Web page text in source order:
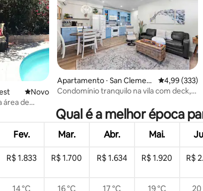
Novo lugar para ficar
Novo
área de
Apartamento ⋅ San Clement
e
4,99 de uma
4,99 (333)
Condomínio tranquilo na vila com deck,
Qual é a melhor época
Fev. Mar. Abr. Mai.
R$ 1.833 R$ 1.700 R$ 1.634 R$ 1.920 R$
14 °C 16 °C 17 °C 19 °C 20